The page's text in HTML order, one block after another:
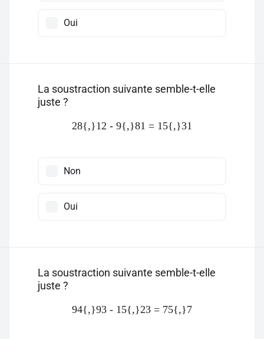
Oui
La soustraction suivante semble-t-elle
juste ?
28{,}12 - 9{,}81 = 15{,}31
Non
Oui
La soustraction suivante semble-t-elle
juste ?
94{,}93 - 15{,}23 = 75{,}7